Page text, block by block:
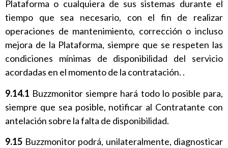
Plataforma o cualquiera de sus sistemas durante el
tiempo que sea necesario, con el fin de realizar
operaciones de mantenimiento, corrección o incluso
mejora de la Plataforma, siempre que se respeten las
condiciones mínimas de disponibilidad del servicio
acordadas en el momento de la contratación. .
9.14.1 Buzzmonitor siempre hará todo lo posible para,
siempre que sea posible, notificar al Contratante con
antelación sobre la falta de disponibilidad.
9.15 Buzzmonitor podrá, unilateralmente, diagnosticar